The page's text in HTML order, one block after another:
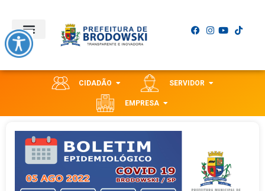
CIDADÃO SERVIDOR
EMPRESA